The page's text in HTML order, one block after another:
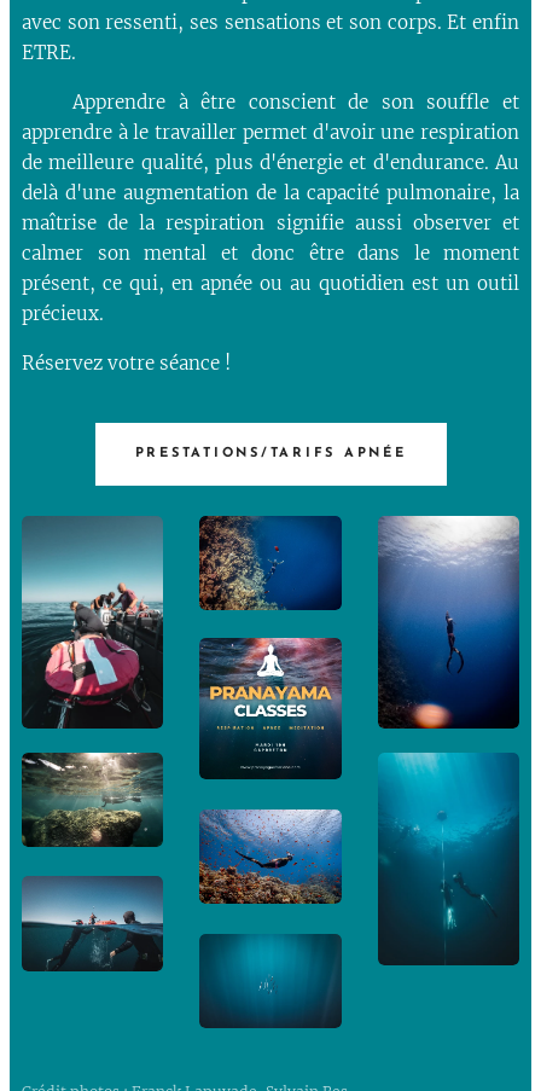
avec son ressenti, ses sensations et son corps. Et enfin
ETRE.
Apprendre à être conscient de son souffle et
apprendre à le travailler permet d'avoir une respiration
de meilleure qualité, plus d'énergie et d'endurance. Au
delà d'une augmentation de la capacité pulmonaire, la
maîtrise de la respiration signifie aussi observer et
calmer son mental et donc être dans le moment
présent, ce qui, en apnée ou au quotidien est un outil
précieux.
Réservez votre séance !
PRESTATIONS/TARIFS APNÉE